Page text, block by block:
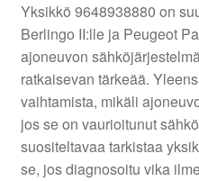
Yksikkö 9648938880 on
Berlingo II:lle ja Peugeot
ajoneuvon
ratkaisevan tärkeää.
vaihtamista, mikäli
jos se on vaurioitunut
suositeltavaa tarkistaa
se, jos diagnosoitu vika